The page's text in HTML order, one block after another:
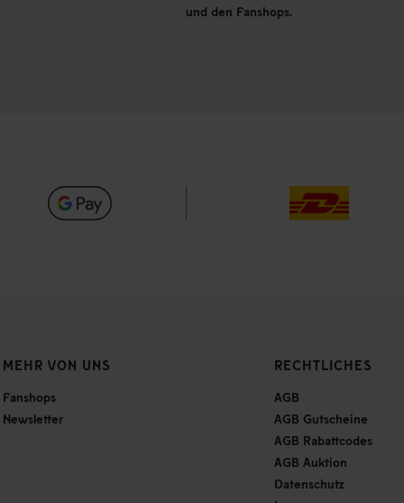
und den Fanshops.
MEHR VON UNS
Fanshops
Newsletter
RECHTLICHES
AGB
AGB Gutscheine
AGB Rabattcodes
AGB Auktion
Datenschutz